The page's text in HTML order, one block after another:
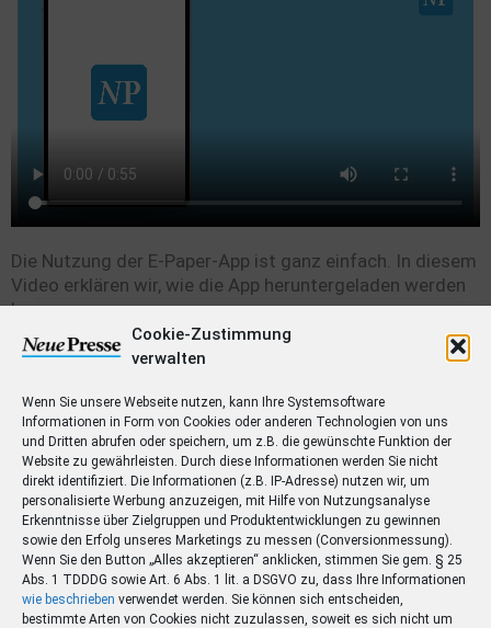
Cookie-Zustimmung
verwalten
Wenn Sie unsere Webseite nutzen, kann Ihre Systemsoftware
Informationen in Form von Cookies oder anderen Technologien von uns
und Dritten abrufen oder speichern, um z.B. die gewünschte Funktion der
Website zu gewährleisten. Durch diese Informationen werden Sie nicht
direkt identifiziert. Die Informationen (z.B. IP-Adresse) nutzen wir, um
personalisierte Werbung anzuzeigen, mit Hilfe von Nutzungsanalyse
Erkenntnisse über Zielgruppen und Produktentwicklungen zu gewinnen
sowie den Erfolg unseres Marketings zu messen (Conversionmessung).
Wenn Sie den Button „Alles akzeptieren“ anklicken, stimmen Sie gem. § 25
Abs. 1 TDDDG sowie Art. 6 Abs. 1 lit. a DSGVO zu, dass Ihre Informationen
wie beschrieben verwendet werden. Sie können sich entscheiden,
bestimmte Arten von Cookies nicht zuzulassen, soweit es sich nicht um
Die Nutzung der E-Paper-App ist ganz einfach. In diesem
Video erklären wir, wie die App heruntergeladen werden
kann.
In diesem Video stellen wir Ihnen alle Funktionen und die
Bedienung der App vor. Von der Anmeldung über die
Suchfunktion bis hin zum Rätselspaß wird hier alles
Schritt für Schritt erklärt.